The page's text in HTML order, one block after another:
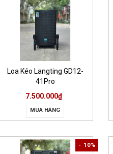
Loa Kéo Langting GD12-
41Pro
7.500.000₫
MUA HÀNG
- 10%